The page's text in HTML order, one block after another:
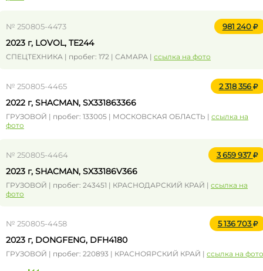
№ 250805-4473 981 240
2023 г, LOVOL, TE244
СПЕЦТЕХНИКА | пробег: 172 | САМАРА | ссылка на фото
№ 250805-4465 2 318 356
2022 г, SHACMAN, SX331863366
ГРУЗОВОЙ | пробег: 133005 | МОСКОВСКАЯ ОБЛАСТЬ | ссылка на
фото
№ 250805-4464 3 659 937
2023 г, SHACMAN, SX33186V366
ГРУЗОВОЙ | пробег: 243451 | КРАСНОДАРСКИЙ КРАЙ | ссылка на
фото
№ 250805-4458 5 136 703
2023 г, DONGFENG, DFH4180
ГРУЗОВОЙ | пробег: 220893 | КРАСНОЯРСКИЙ КРАЙ | ссылка на фото